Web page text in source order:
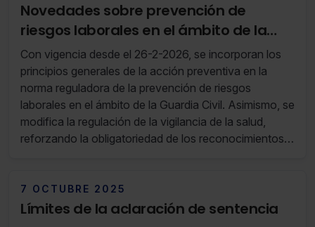
Novedades sobre prevención de
riesgos laborales en el ámbito de la
Guardia Civil
Con vigencia desde el 26-2-2026, se incorporan los
principios generales de la acción preventiva en la
norma reguladora de la prevención de riesgos
laborales en el ámbito de la Guardia Civil. Asimismo, se
modifica la regulación de la vigilancia de la salud,
reforzando la obligatoriedad de los reconocimientos
7 OCTUBRE 2025
Límites de la aclaración de sentencia